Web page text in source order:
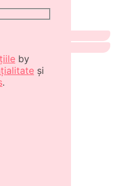
by
și
.